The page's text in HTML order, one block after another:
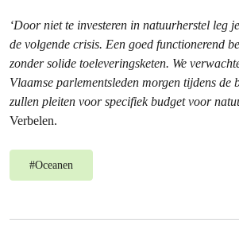
‘Door niet te investeren in natuurherstel leg
de volgende crisis. Een goed functionerend
zonder solide toeleveringsketen. We
Vlaamse parlementsleden morgen tijdens de
zullen pleiten voor specifiek budget voor
Verbelen.
#Oceanen